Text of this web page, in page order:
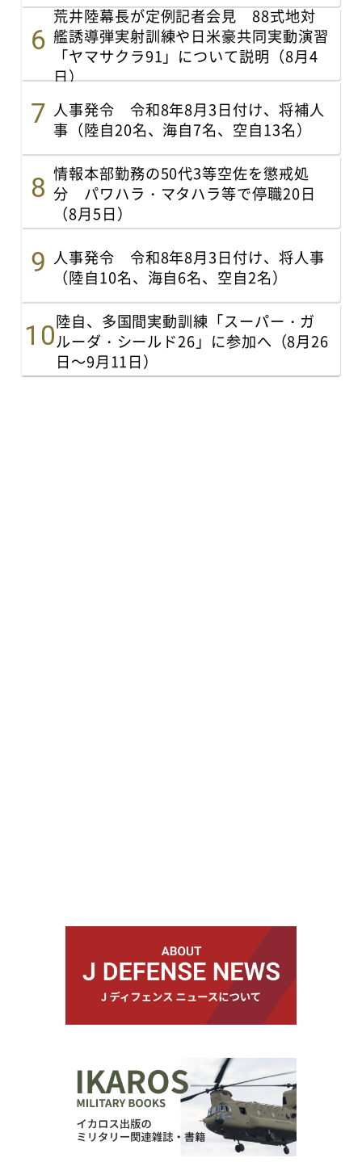
荒井陸幕長が定例記者会見 88式地対
艦誘導弾実射訓練や日米豪共同実動演習
「ヤマサクラ91」について説明（8月4
日）
人事発令 令和8年8月3日付け、将補人
事（陸自20名、海自7名、空自13名）
情報本部勤務の50代3等空佐を懲戒処
分 パワハラ・マタハラ等で停職20日
（8月5日）
人事発令 令和8年8月3日付け、将人事
（陸自10名、海自6名、空自2名）
陸自、多国間実動訓練「スーパー・ガ
ルーダ・シールド26」に参加へ（8月26
日～9月11日）